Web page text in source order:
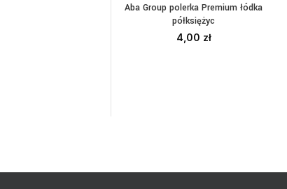
WYBIERZ OPCJE
Aba Group polerka Premium łódka
półksiężyc
4,00 zł